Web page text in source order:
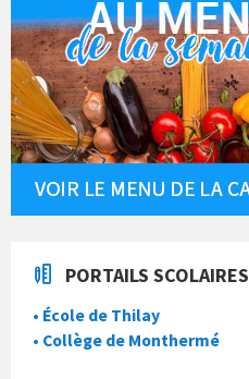
PORTAILS SCOLAIRES
• École de Thilay
• Collège de Monthermé